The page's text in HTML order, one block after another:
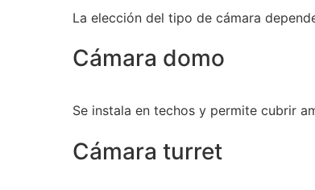
La elección del tipo de cámara
Cámara domo
Se instala en techos y permite cubrir
Cámara turret